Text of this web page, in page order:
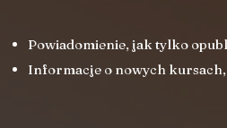
Powiadomienie, jak tylko
Informacje o nowych